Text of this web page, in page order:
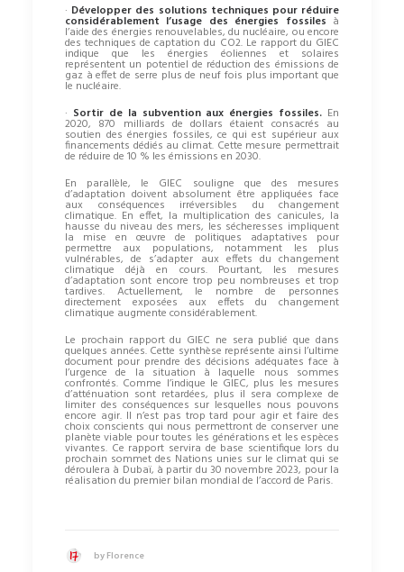
· Développer des solutions techniques pour réduire
considérablement l’usage des énergies fossiles à
l’aide des énergies renouvelables, du nucléaire, ou encore
des techniques de captation du CO2. Le rapport du GIEC
indique que les énergies éoliennes et solaires
représentent un potentiel de réduction des émissions de
gaz à effet de serre plus de neuf fois plus important que
le nucléaire.
· Sortir de la subvention aux énergies fossiles. En
2020, 870 milliards de dollars étaient consacrés au
soutien des énergies fossiles, ce qui est supérieur aux
financements dédiés au climat. Cette mesure permettrait
de réduire de 10 % les émissions en 2030.
En parallèle, le GIEC souligne que des mesures
d’adaptation doivent absolument être appliquées face
aux conséquences irréversibles du changement
climatique. En effet, la multiplication des canicules, la
hausse du niveau des mers, les sécheresses impliquent
la mise en œuvre de politiques adaptatives pour
permettre aux populations, notamment les plus
vulnérables, de s’adapter aux effets du changement
climatique déjà en cours. Pourtant, les mesures
d’adaptation sont encore trop peu nombreuses et trop
tardives. Actuellement, le nombre de personnes
directement exposées aux effets du changement
climatique augmente considérablement.
Le prochain rapport du GIEC ne sera publié que dans
quelques années. Cette synthèse représente ainsi l’ultime
document pour prendre des décisions adéquates face à
l’urgence de la situation à laquelle nous sommes
confrontés. Comme l’indique le GIEC, plus les mesures
d’atténuation sont retardées, plus il sera complexe de
limiter des conséquences sur lesquelles nous pouvons
encore agir. Il n’est pas trop tard pour agir et faire des
choix conscients qui nous permettront de conserver une
planète viable pour toutes les générations et les espèces
vivantes. Ce rapport servira de base scientifique lors du
prochain sommet des Nations unies sur le climat qui se
déroulera à Dubaï, à partir du 30 novembre 2023, pour la
réalisation du premier bilan mondial de l’accord de Paris.
by Florence